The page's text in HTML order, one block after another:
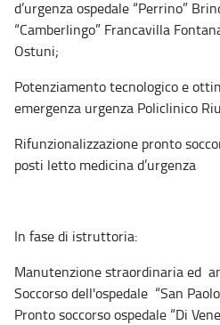
d’urgenza ospedale “Perrino”
“Camberlingo” Francavilla
Ostuni;
Potenziamento tecnologico e
emergenza urgenza Policlinico
Rifunzionalizzazione pronto
posti letto medicina d’urgenza
In fase di istruttoria:
Manutenzione straordinaria ed
Soccorso dell'ospedale “San
Pronto soccorso ospedale “Di